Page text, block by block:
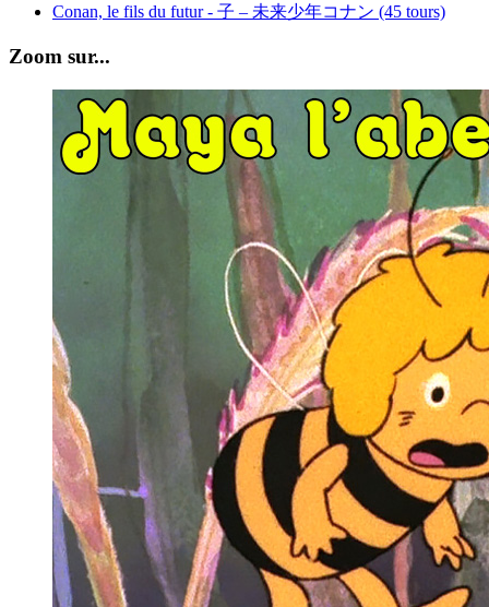
Conan, le fils du futur - 子 – 未来少年コナン (45 tours)
Zoom sur...